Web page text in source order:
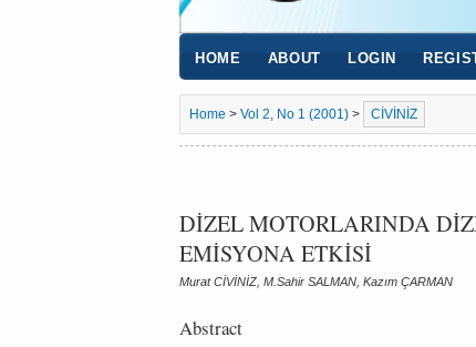
HOME ABOUT LOGIN
Home > Vol 2, No 1 (2001) > CİVİNİZ
DİZEL MOTORLARINDA
EMİSYONA ETKİSİ
Murat CİVİNİZ, M.Sahir SALMAN, Kazım ÇARMAN
Abstract